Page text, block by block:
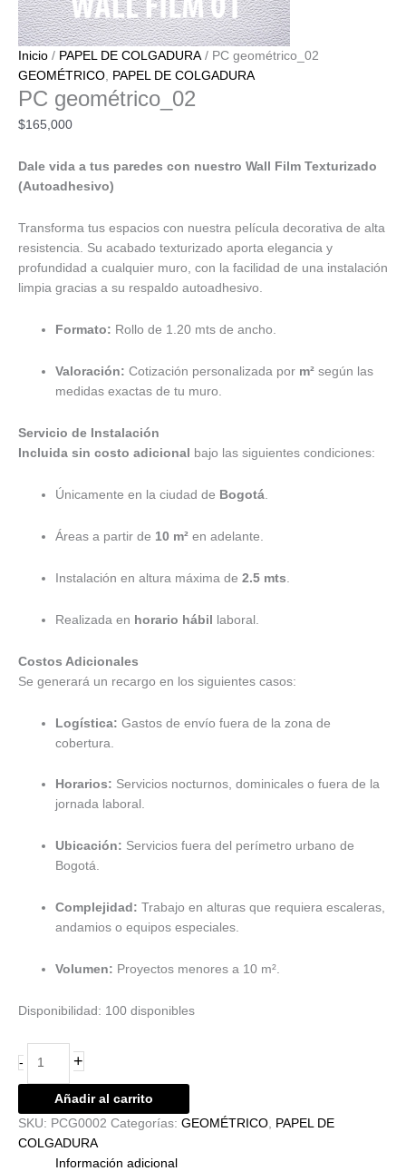
Inicio / PAPEL DE COLGADURA / PC geométrico_02
GEOMÉTRICO PAPEL DE COLGADURA
PC geométrico_02
$165,000
Dale vida a tus paredes con nuestro Wall Film Texturizado
(Autoadhesivo)
Transforma tus espacios con nuestra película decorativa de alta
resistencia. Su acabado texturizado aporta elegancia y
profundidad a cualquier muro, con la facilidad de una instalación
limpia gracias a su respaldo autoadhesivo.
Formato: Rollo de 1.20 mts de ancho.
Valoración: Cotización personalizada por m² según las
medidas exactas de tu muro.
Servicio de Instalación
Incluida sin costo adicional
bajo las siguientes condiciones:
Únicamente en la ciudad de Bogotá
Áreas a partir de 10 m² en adelante.
Instalación en altura máxima de2.5 mts
Realizada en horario hábil laboral.
Costos Adicionales
Se generará un recargo en los siguientes casos:
Logística: Gastos de envío fuera de la zona de
cobertura.
Horarios: Servicios nocturnos, dominicales o fuera de la
jornada laboral.
Ubicación: Servicios fuera del perímetro urbano de
Bogotá.
Complejidad: Trabajo en alturas que requiera escaleras,
andamios o equipos especiales.
Volumen: Proyectos menores a 10 m².
Disponibilidad: 100 disponibles
- +
Añadir al carrito
SKU: PCG0002 Categorías: GEOMÉTRICO PAPEL DE
COLGADURA
Información adicional